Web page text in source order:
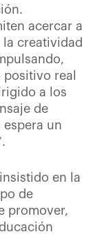
acercar a
la creatividad
real
a los
de
espera un
en la
de
promover,